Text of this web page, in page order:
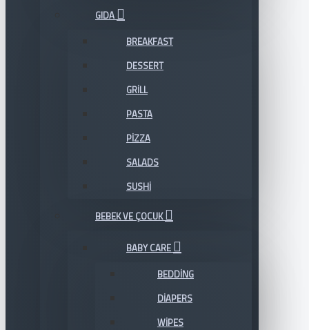
GIDA
BREAKFAST
DESSERT
GRILL
PASTA
PIZZA
SALADS
SUSHI
BEBEK VE ÇOCUK
BABY CARE
BEDDING
DIAPERS
WIPES